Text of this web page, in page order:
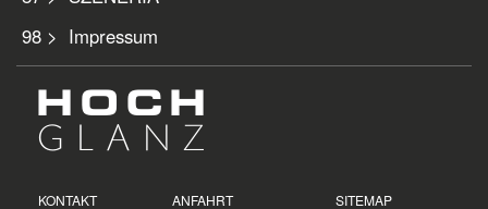
98 > Impressum
KONTAKT ANFAHRT SITEMAP